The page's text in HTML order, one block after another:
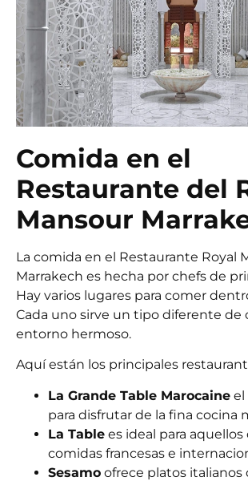
Comida en el
Restaurante del
Mansour
La comida en el Restaurante Royal
Marrakech es hecha por chefs de
Hay varios lugares para comer
Cada uno sirve un tipo diferente de
entorno hermoso.
Aquí están los principales
La Grande Table Marocaine el
para disfrutar de la fina cocina
La Table es ideal para
comidas francesas e
Sesamo ofrece platos italianos